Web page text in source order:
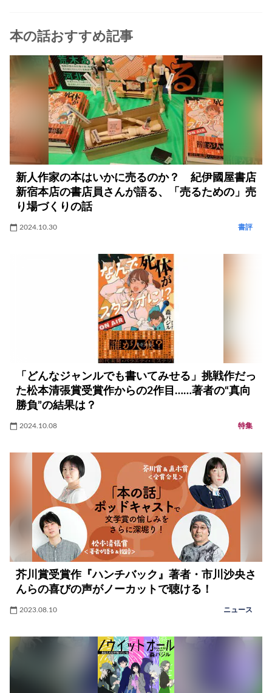
本の話おすすめ記事
新人作家の本はいかに売るのか？ 紀伊國屋書店
新宿本店の書店員さんが語る、「売るための」売
り場づくりの話
2024.10.30 書評
「どんなジャンルでも書いてみせる」挑戦作だっ
た松本清張賞受賞作からの2作目……著者の“真向
勝負”の結果は？
2024.10.08 特集
芥川賞受賞作『ハンチバック』著者・市川沙央さ
んらの喜びの声がノーカットで聴ける！
2023.08.10 ニュース